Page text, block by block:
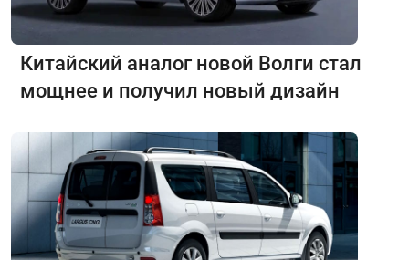
Китайский аналог новой Волги стал
мощнее и получил новый дизайн